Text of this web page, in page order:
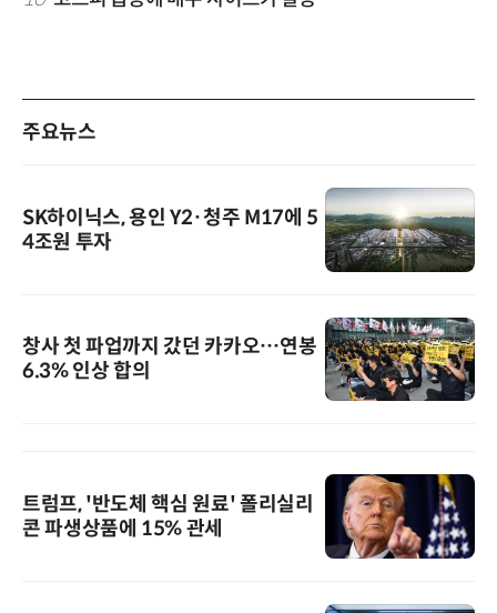
주요뉴스
SK하이닉스, 용인 Y2·청주 M17에 5
4조원 투자
창사 첫 파업까지 갔던 카카오…연봉
6.3% 인상 합의
트럼프, '반도체 핵심 원료' 폴리실리
콘 파생상품에 15% 관세